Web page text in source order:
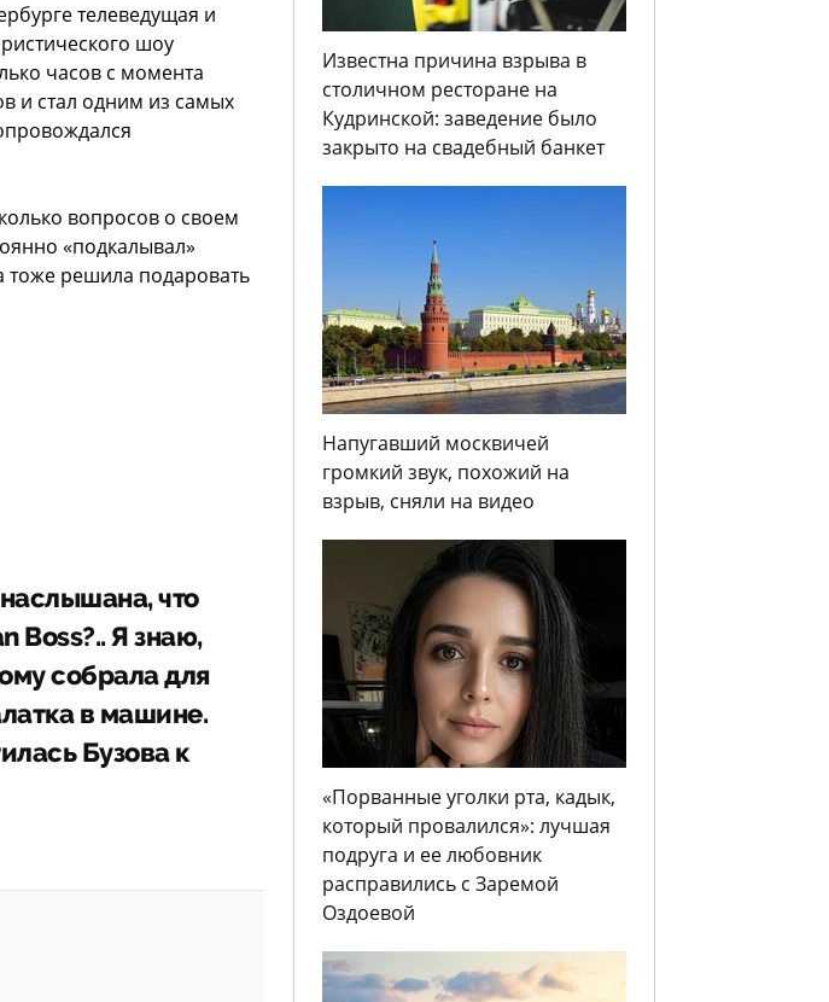
телеведущая и
шоу
часов с момента
и стал одним из самых
вопросов о своем
«подкалывал»
тоже решила подаровать
что
Boss?.. Я знаю,
собрала для
в машине.
Бузова к
Известна причина взрыва в
столичном ресторане на
Кудринской: заведение было
закрыто на свадебный банкет
Напугавший москвичей
громкий звук, похожий на
взрыв, сняли на видео
«Порванные уголки рта, кадык,
который провалился»: лучшая
подруга и ее любовник
расправились с Заремой
Оздоевой